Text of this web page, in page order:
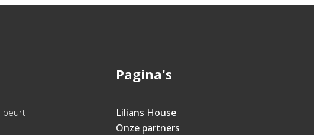
beurt
Pagina's
Lilians House
Onze partners